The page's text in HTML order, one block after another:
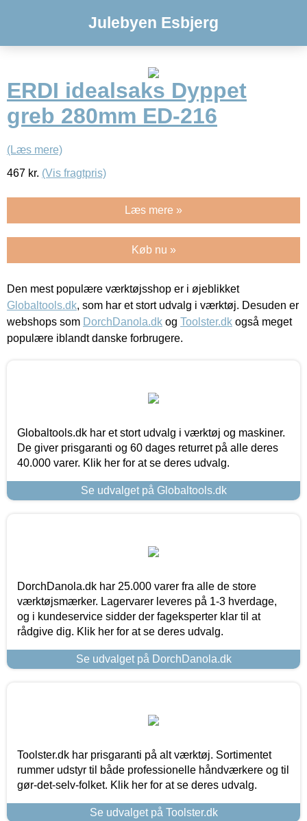
Julebyen Esbjerg
ERDI idealsaks Dyppet
greb 280mm ED-216
(Læs mere)
467 kr. (Vis fragtpris)
Læs mere »
Køb nu »
Den mest populære værktøjsshop er i øjeblikket
Globaltools.dk, som har et stort udvalg i værktøj. Desuden er
webshops som DorchDanola.dk og Toolster.dk også meget
populære iblandt danske forbrugere.
Globaltools.dk har et stort udvalg i værktøj og maskiner.
De giver prisgaranti og 60 dages returret på alle deres
40.000 varer. Klik her for at se deres udvalg.
Se udvalget på Globaltools.dk
DorchDanola.dk har 25.000 varer fra alle de store
værktøjsmærker. Lagervarer leveres på 1-3 hverdage,
og i kundeservice sidder der fageksperter klar til at
rådgive dig. Klik her for at se deres udvalg.
Se udvalget på DorchDanola.dk
Toolster.dk har prisgaranti på alt værktøj. Sortimentet
rummer udstyr til både professionelle håndværkere og til
gør-det-selv-folket. Klik her for at se deres udvalg.
Se udvalget på Toolster.dk